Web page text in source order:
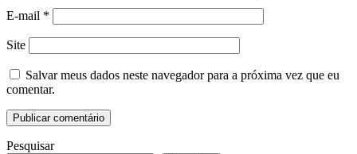
E-mail *
Site
Salvar meus dados neste navegador para a próxima vez que eu
comentar.
Pesquisar